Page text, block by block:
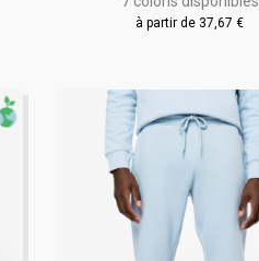
à partir de 37,67 €